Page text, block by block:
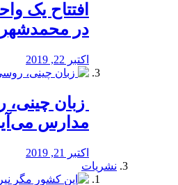
افتتاح یک
در محمدشهر
اکتبر 22, 2019
زبان
مدارس
اکتبر 21, 2019
نشریات